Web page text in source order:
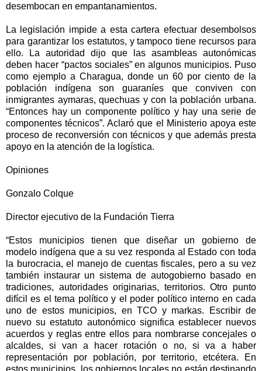
desembocan en empantanamientos.
La legislación impide a esta cartera efectuar desembolsos
para garantizar los estatutos, y tampoco tiene recursos para
ello. La autoridad dijo que las asambleas autonómicas
deben hacer “pactos sociales” en algunos municipios. Puso
como ejemplo a Charagua, donde un 60 por ciento de la
población indígena son guaraníes que conviven con
inmigrantes aymaras, quechuas y con la población urbana.
“Entonces hay un componente político y hay una serie de
componentes técnicos”. Aclaró que el Ministerio apoya este
proceso de reconversión con técnicos y que además presta
apoyo en la atención de la logística.
Opiniones
Gonzalo Colque
Director ejecutivo de la Fundación Tierra
“Estos municipios tienen que diseñar un gobierno de
modelo indígena que a su vez responda al Estado con toda
la burocracia, el manejo de cuentas fiscales, pero a su vez
también instaurar un sistema de autogobierno basado en
tradiciones, autoridades originarias, territorios. Otro punto
difícil es el tema político y el poder político interno en cada
uno de estos municipios, en TCO y markas. Escribir de
nuevo su estatuto autonómico significa establecer nuevos
acuerdos y reglas entre ellos para nombrarse concejales o
alcaldes, si van a hacer rotación o no, si va a haber
representación por población, por territorio, etcétera. En
estos municipios, los gobiernos locales no están destinando